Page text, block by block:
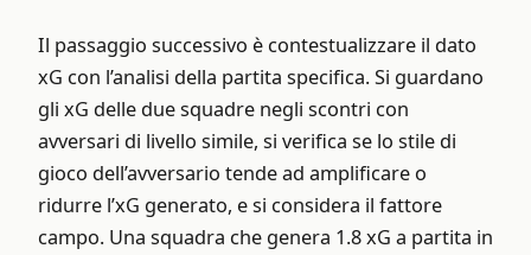
Il passaggio successivo è contestualizzare il dato
xG con l’analisi della partita specifica. Si guardano
gli xG delle due squadre negli scontri con
avversari di livello simile, si verifica se lo stile di
gioco dell’avversario tende ad amplificare o
ridurre l’xG generato, e si considera il fattore
campo. Una squadra che genera 1.8 xG a partita in